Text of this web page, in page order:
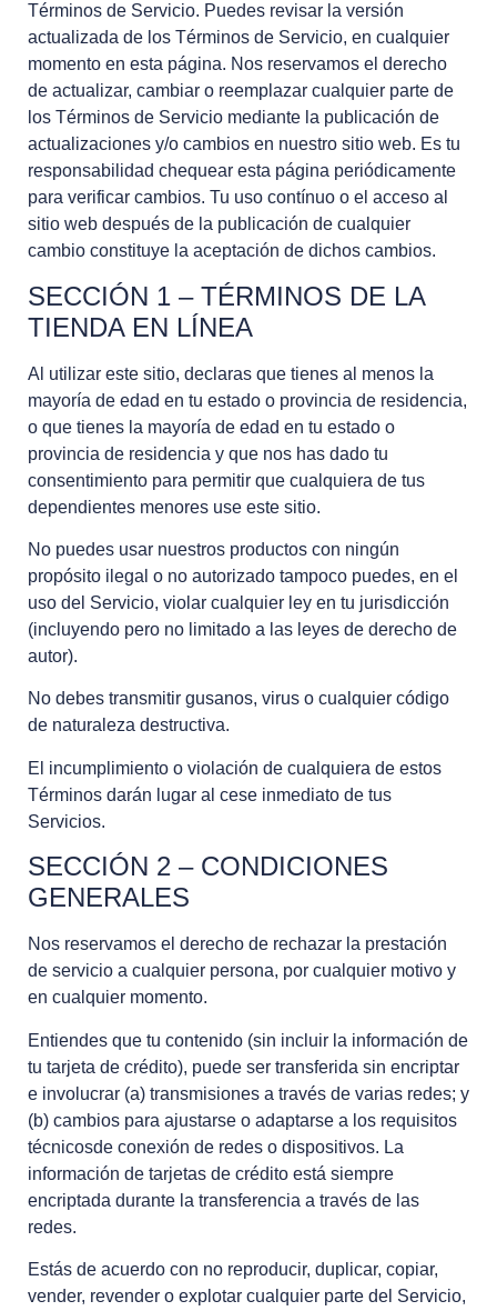
Términos de Servicio. Puedes revisar la versión
actualizada de los Términos de Servicio, en cualquier
momento en esta página. Nos reservamos el derecho
de actualizar, cambiar o reemplazar cualquier parte de
los Términos de Servicio mediante la publicación de
actualizaciones y/o cambios en nuestro sitio web. Es tu
responsabilidad chequear esta página periódicamente
para verificar cambios. Tu uso contínuo o el acceso al
sitio web después de la publicación de cualquier
cambio constituye la aceptación de dichos cambios.
SECCIÓN 1 – TÉRMINOS DE LA
TIENDA EN LÍNEA
Al utilizar este sitio, declaras que tienes al menos la
mayoría de edad en tu estado o provincia de residencia,
o que tienes la mayoría de edad en tu estado o
provincia de residencia y que nos has dado tu
consentimiento para permitir que cualquiera de tus
dependientes menores use este sitio.
No puedes usar nuestros productos con ningún
propósito ilegal o no autorizado tampoco puedes, en el
uso del Servicio, violar cualquier ley en tu jurisdicción
(incluyendo pero no limitado a las leyes de derecho de
autor).
No debes transmitir gusanos, virus o cualquier código
de naturaleza destructiva.
El incumplimiento o violación de cualquiera de estos
Términos darán lugar al cese inmediato de tus
Servicios.
SECCIÓN 2 – CONDICIONES
GENERALES
Nos reservamos el derecho de rechazar la prestación
de servicio a cualquier persona, por cualquier motivo y
en cualquier momento.
Entiendes que tu contenido (sin incluir la información de
tu tarjeta de crédito), puede ser transferida sin encriptar
e involucrar (a) transmisiones a través de varias redes; y
(b) cambios para ajustarse o adaptarse a los requisitos
técnicosde conexión de redes o dispositivos. La
información de tarjetas de crédito está siempre
encriptada durante la transferencia a través de las
redes.
Estás de acuerdo con no reproducir, duplicar, copiar,
vender, revender o explotar cualquier parte del Servicio,